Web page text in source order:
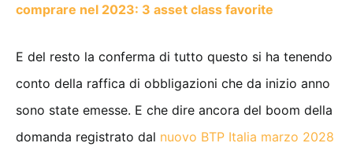
comprare nel 2023: 3 asset class favorite
E del resto la conferma di tutto questo si ha tenendo
conto della raffica di obbligazioni che da inizio anno
sono state emesse. E che dire ancora del boom della
domanda registrato dal nuovo BTP Italia marzo 2028